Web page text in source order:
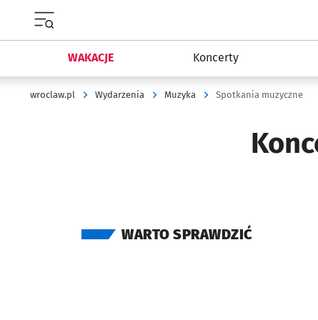
WAKACJE Koncerty
wroclaw.pl Wydarzenia Muzyka Spotkania muzyczne
WARTO SPRAWDZIĆ